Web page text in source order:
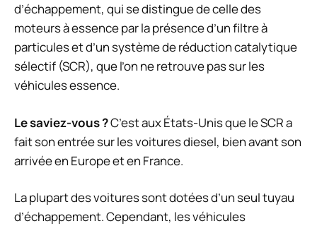
d’échappement, qui se distingue de celle des
moteurs à essence par la présence d’un filtre à
particules et d’un système de réduction catalytique
sélectif (SCR), que l’on ne retrouve pas sur les
véhicules essence.
Le saviez-vous ?C’est aux États-Unis que le SCR a
fait son entrée sur les voitures diesel, bien avant son
arrivée en Europe et en France.
La plupart des voitures sont dotées d’un seul tuyau
d’échappement. Cependant, les véhicules